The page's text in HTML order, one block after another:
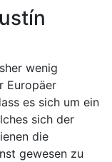
wenig
Europäer
es sich um ein
sich der
die
gewesen zu